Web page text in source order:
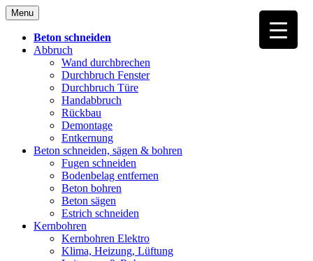
Skip
to
content
Menu
Beton schneiden
Abbruch
Wand durchbrechen
Durchbruch Fenster
Durchbruch Türe
Handabbruch
Rückbau
Demontage
Entkernung
Beton schneiden, sägen & bohren
Fugen schneiden
Bodenbelag entfernen
Beton bohren
Beton sägen
Estrich schneiden
Kernbohren
Kernbohren Elektro
Klima, Heizung, Lüftung